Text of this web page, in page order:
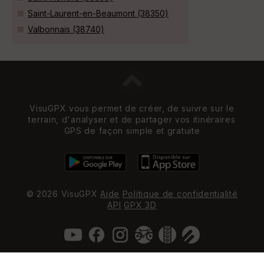
Saint-Laurent-en-Beaumont (38350)
Valbonnais (38740)
VisuGPX vous permet de créer, de suivre sur le
terrain, d'analyser et de partager vos itinéraires
GPS de façon simple et gratuite
© 2026 VisuGPX Aide Politique de confidentialité
API GPX 3D